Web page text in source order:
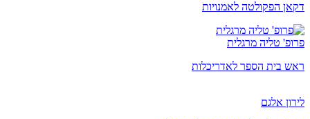
דקאן הפקולטה לאמנויות
פרופ' טליה מרגלית
ראש בית הספר לאדריכלות
לירון אלגם